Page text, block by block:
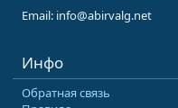
Email: info@abirvalg.net
Инфо
Обратная связь